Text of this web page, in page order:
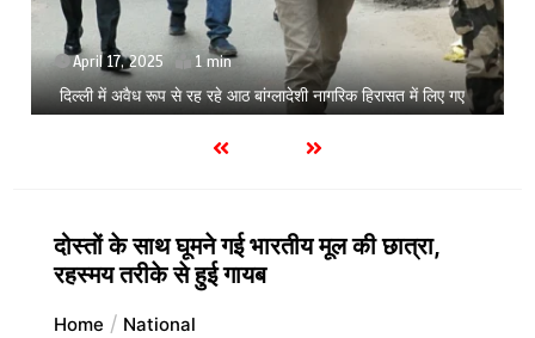
September 3, 2025
Zomato से फूड ऑर्डर करना पड़ेगा महंगा, कंपनी ने 20% बढ़ाई
प्लेटफॉर्म फीस
दोस्तों के साथ घूमने गई भारतीय मूल की छात्रा,
रहस्मय तरीके से हुई गायब
Home National